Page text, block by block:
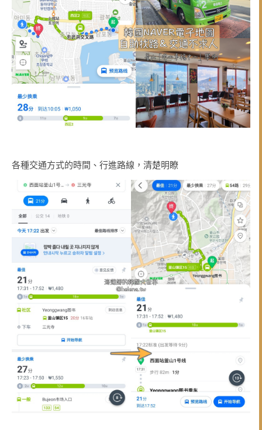
各種交通方式的時間、行進路線，清楚明瞭